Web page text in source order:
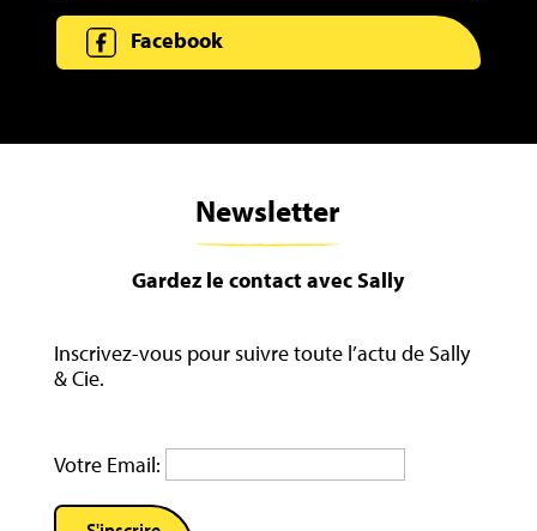
Facebook
Newsletter
Gardez le contact avec Sally
Inscrivez-vous pour suivre toute l’actu de Sally
& Cie.
Votre Email: